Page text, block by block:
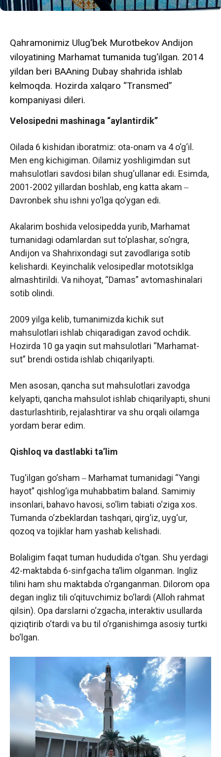
Qahramonimiz Ulug‘bek Murotbekov Andijon
viloyatining Marhamat tumanida tug‘ilgan. 2014
yildan beri BAAning Dubay shahrida ishlab
kelmoqda. Hozirda xalqaro “Transmed”
kompaniyasi dileri.
Velosipedni mashinaga “aylantirdik”
Oilada 6 kishidan iboratmiz: ota-onam va 4 o‘g‘il.
Men eng kichigiman. Oilamiz yoshligimdan sut
mahsulotlari savdosi bilan shug‘ullanar edi. Esimda,
2001-2002 yillardan boshlab, eng katta akam ‒
Davronbek shu ishni yo‘lga qo‘ygan edi.
Akalarim boshida velosipedda yurib, Marhamat
tumanidagi odamlardan sut to‘plashar, so‘ngra,
Andijon va Shahrixondagi sut zavodlariga sotib
kelishardi. Keyinchalik velosipedlar mototsiklga
almashtirildi. Va nihoyat, “Damas” avtomashinalari
sotib olindi.
2009 yilga kelib, tumanimizda kichik sut
mahsulotlari ishlab chiqaradigan zavod ochdik.
Hozirda 10 ga yaqin sut mahsulotlari “Marhamat-
sut” brendi ostida ishlab chiqarilyapti.
Men asosan, qancha sut mahsulotlari zavodga
kelyapti, qancha mahsulot ishlab chiqarilyapti, shuni
dasturlashtirib, rejalashtirar va shu orqali oilamga
yordam berar edim.
Qishloq va dastlabki ta’lim
Tug‘ilgan go‘sham ‒ Marhamat tumanidagi “Yangi
hayot” qishlog‘iga muhabbatim baland. Samimiy
insonlari, bahavo havosi, so‘lim tabiati o‘ziga xos.
Tumanda o‘zbeklardan tashqari, qirg‘iz, uyg‘ur,
qozoq va tojiklar ham yashab kelishadi.
Bolaligim faqat tuman hududida o‘tgan. Shu yerdagi
42-maktabda 6-sinfgacha ta’lim olganman. Ingliz
tilini ham shu maktabda o‘rganganman. Dilorom opa
degan ingliz tili o‘qituvchimiz bo‘lardi (Alloh rahmat
qilsin). Opa darslarni o‘zgacha, interaktiv usullarda
qiziqtirib o‘tardi va bu til o‘rganishimga asosiy turtki
bo‘lgan.